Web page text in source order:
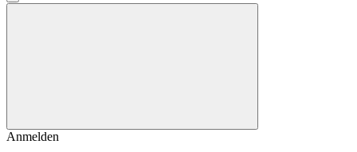
Anmelden